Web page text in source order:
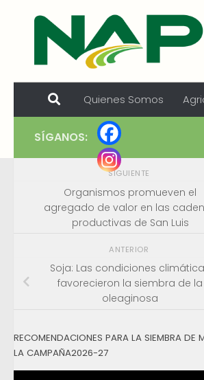
Skip to content
Quienes Somos
SÍGANOS:
SIGUIENTE
Organismos promueven el
agregado de valor en las
productivas de San Luis
ANTERIOR
Soja: Las condiciones
favorecieron la siembra de la
oleaginosa
RECOMENDACIONES PARA LA SIEMBRA DE
LA CAMPAÑA2026-27